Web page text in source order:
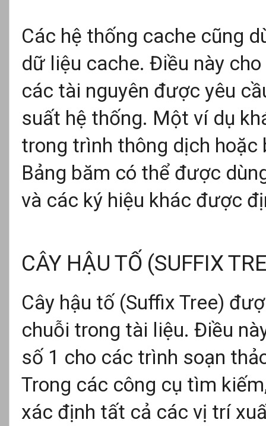
Các hệ thống cache cũng
dữ liệu cache. Điều này
các tài nguyên được yêu
suất hệ thống. Một ví dụ
trong trình thông dịch
Bảng băm có thể được
và các ký hiệu khác được
CÂY HẬU TỐ (SUFFIX
Cây hậu tố (Suffix Tree)
chuỗi trong tài liệu. Điều
số 1 cho các trình soạn
Trong các công cụ tìm
xác định tất cả các vị trí